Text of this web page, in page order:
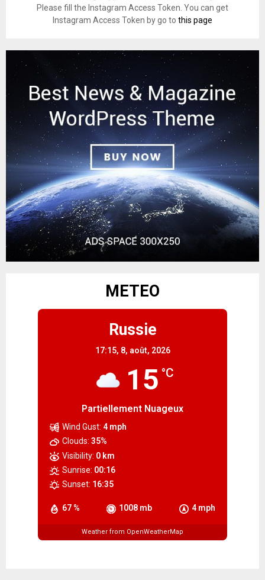
Please fill the Instagram Access Token. You can get
Instagram Access Token by go to this page
METEO
Russie
17:15, 8, août, 2026
15 °C
Partiellement Nuageux
67 % 1008 mb 4 mph
Wind Gust: 4 mph
Clouds: 35%
Visibility: 0 km
Sunrise: 00:16
Sunset: 16:35
Weather from OpenWeatherMap